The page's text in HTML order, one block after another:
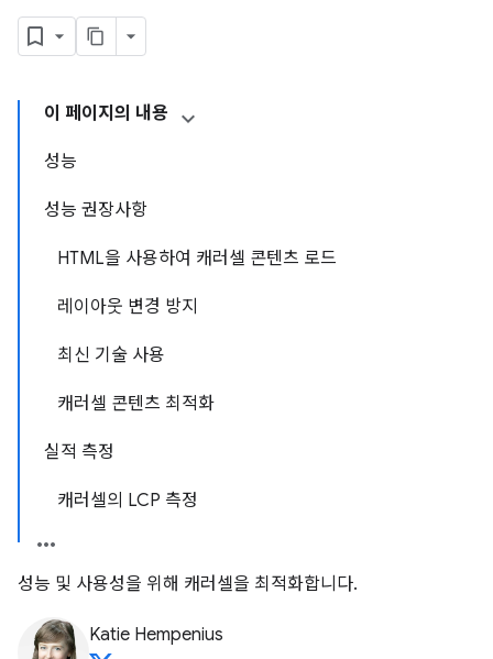
이 페이지의 내용
성능
성능 권장사항
HTML을 사용하여 캐러셀 콘텐츠 로드
레이아웃 변경 방지
최신 기술 사용
캐러셀 콘텐츠 최적화
실적 측정
캐러셀의 LCP 측정
성능 및 사용성을 위해 캐러셀을 최적화합니다.
Katie Hempenius